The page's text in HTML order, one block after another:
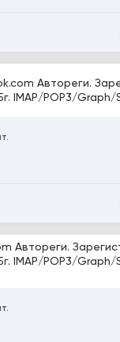
Автореги.
IMAP/POP3/Graph/
Автореги.
IMAP/POP3/Graph/